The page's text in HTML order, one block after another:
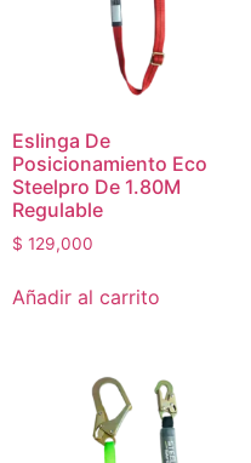
Eslinga De
Posicionamiento Eco
Steelpro De 1.80M
Regulable
$ 129,000
Añadir al carrito